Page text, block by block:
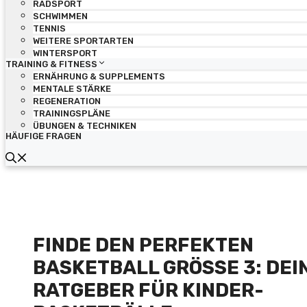
RADSPORT
SCHWIMMEN
TENNIS
WEITERE SPORTARTEN
WINTERSPORT
TRAINING & FITNESS
ERNÄHRUNG & SUPPLEMENTS
MENTALE STÄRKE
REGENERATION
TRAININGSPLÄNE
ÜBUNGEN & TECHNIKEN
HÄUFIGE FRAGEN
FINDE DEN PERFEKTEN
BASKETBALL GRÖSSE 3: DEIN
ATGEBER FÜR KINDER-B